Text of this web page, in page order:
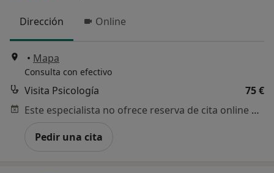
Dirección Online
• Mapa
Consulta con efectivo
Visita Psicología
75 €
Este especialista no ofrece reserva de cita online en esta dirección.
Pedir una cita